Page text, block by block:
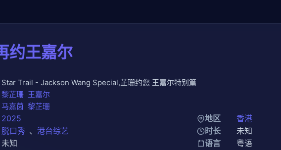
约王嘉尔
Star Trail - Jackson Wang Special,芷珊约您 王嘉尔特别篇
黎芷珊 王嘉尔
马嘉茵 黎芷珊
2025 地区
香港
脱口秀 、 港台综艺 时长
未知
未知 语言
粤语